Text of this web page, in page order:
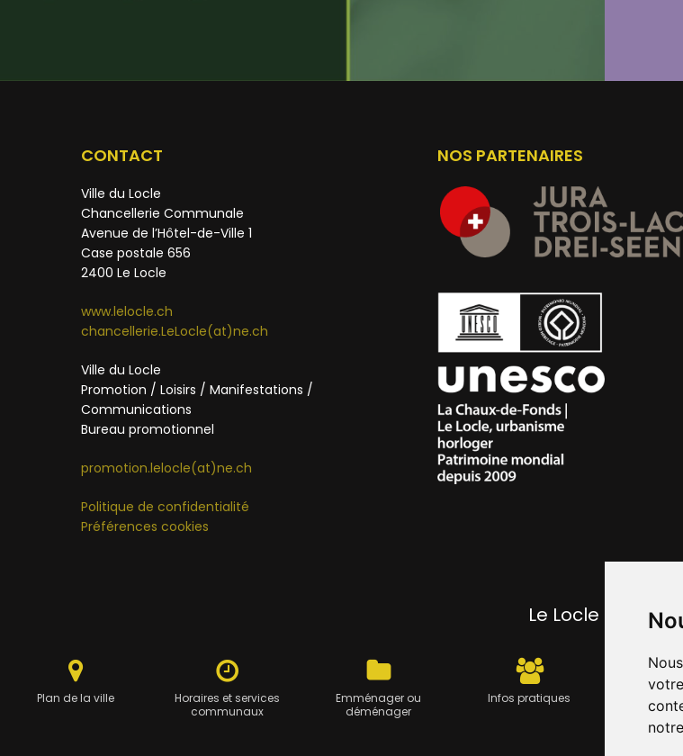
CONTACT
Ville du Locle
Chancellerie Communale
Avenue de l’Hôtel-de-Ville 1
Case postale 656
2400 Le Locle
www.lelocle.ch
chancellerie.LeLocle(at)ne.ch
Ville du Locle
Promotion / Loisirs / Manifestations /
Communications
Bureau promotionnel
promotion.lelocle(at)ne.ch
Politique de confidentialité
Préférences cookies
NOS PARTENAIRES
Le Locle pratique
Plan de la ville
Horaires et services
communaux
Emménager ou
déménager
Infos pratiques
Carte